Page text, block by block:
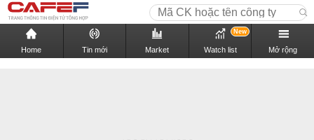
Home Tin mới Market Watch list
New
Mở rộng